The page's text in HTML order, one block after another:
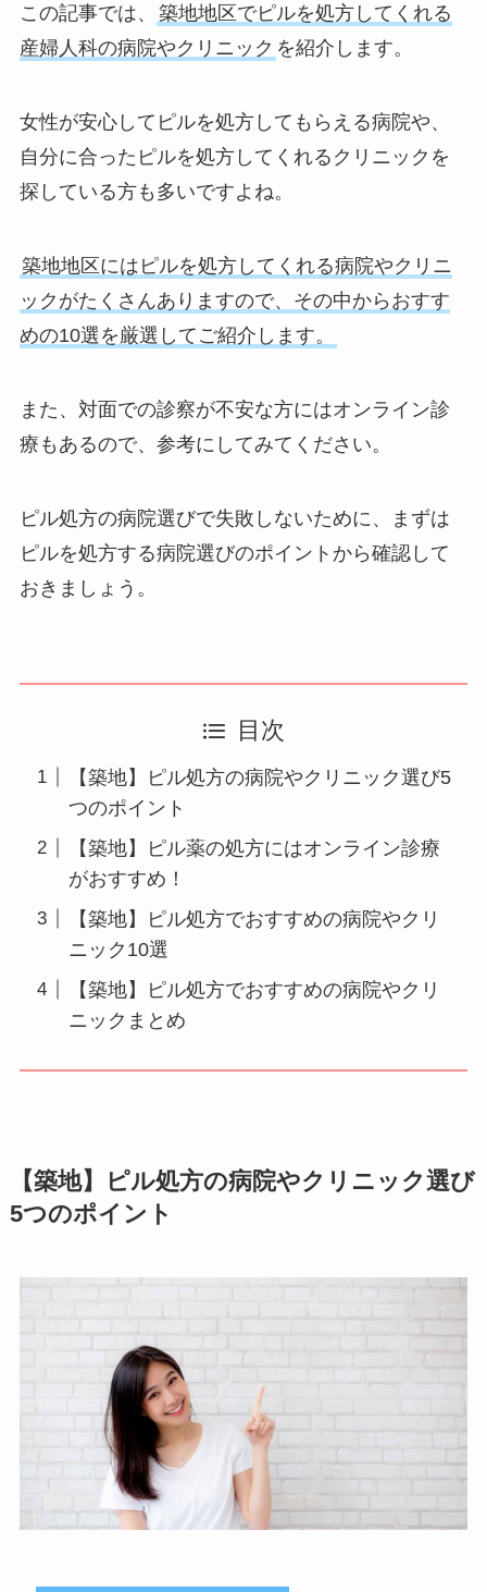
この記事では、
築地地区でピルを処方してくれる
産婦人科の病院やクリニック を紹介します。
女性が安心してピルを処方してもらえる病院や、
自分に合ったピルを処方してくれるクリニックを
探している方も多いですよね。
築地地区にはピルを処方してくれる病院やクリニ
ックがたくさんありますので、その中からおすす
めの10選を厳選してご紹介します。
また、対面での診察が不安な方にはオンライン診
療もあるので、参考にしてみてください。
ピル処方の病院選びで失敗しないために、まずは
ピルを処方する病院選びのポイントから確認して
おきましょう。
目次
【築地】ピル処方の病院やクリニック選び5
つのポイント
【築地】ピル薬の処方にはオンライン診療
がおすすめ！
【築地】ピル処方でおすすめの病院やクリ
ニック10選
【築地】ピル処方でおすすめの病院やクリ
ニックまとめ
【築地】ピル処方の病院やクリニック選び
5つのポイント